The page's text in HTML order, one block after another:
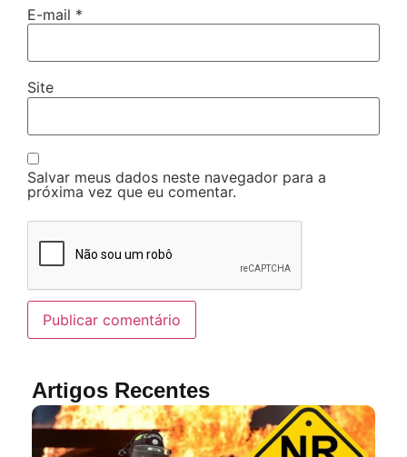
E-mail *
Site
Salvar meus dados neste navegador para a
próxima vez que eu comentar.
Artigos Recentes